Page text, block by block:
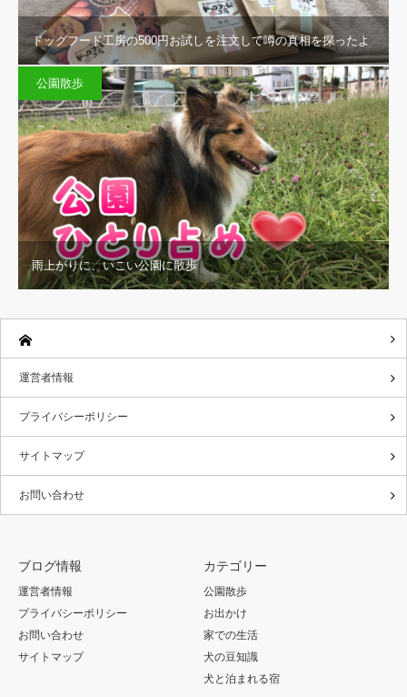
ドッグフード工房の500円お試しを注文して噂の真相を探ったよ
公園散歩
雨上がりに、いこい公園に散歩
運営者情報
プライバシーポリシー
サイトマップ
お問い合わせ
ブログ情報
運営者情報
プライバシーポリシー
お問い合わせ
サイトマップ
カテゴリー
公園散歩
お出かけ
家での生活
犬の豆知識
犬と泊まれる宿